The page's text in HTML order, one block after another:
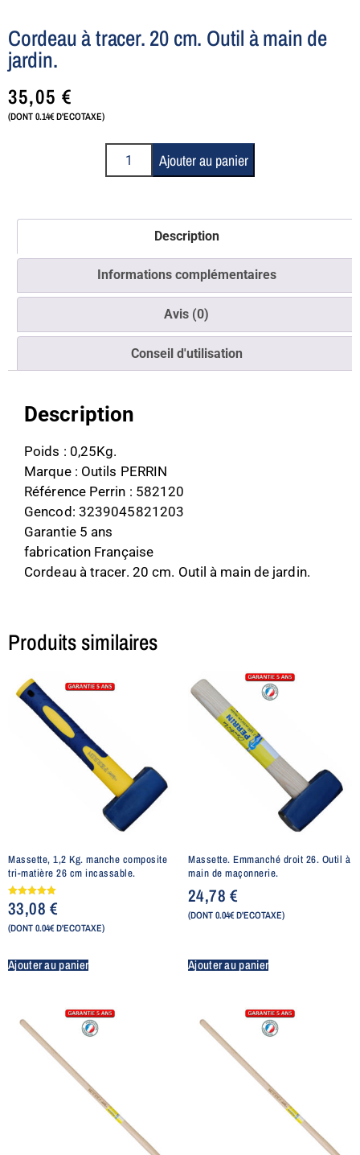
Cordeau à tracer. 20 cm. Outil à main de
jardin.
35,05€
(DONT 0.14€ D'ECOTAXE)
Ajouter au panier
Description
Informations complémentaires
Avis (0)
Conseil d'utilisation
Description
Poids : 0,25Kg.
Marque : Outils PERRIN
Référence Perrin : 582120
Gencod: 3239045821203
Garantie 5 ans
fabrication Française
Cordeau à tracer. 20 cm. Outil à main de jardin.
Produits similaires
Massette, 1,2 Kg. manche composite
tri-matière 26 cm incassable.
Note
5.00
33,08€
(DONT 0.04€ D'ECOTAXE)
Ajouter au panier
Massette. Emmanché droit 26. Outil à
main de maçonnerie.
24,78€
(DONT 0.04€ D'ECOTAXE)
Ajouter au panier